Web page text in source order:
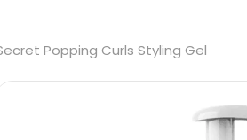
Popping Curls Styling Gel